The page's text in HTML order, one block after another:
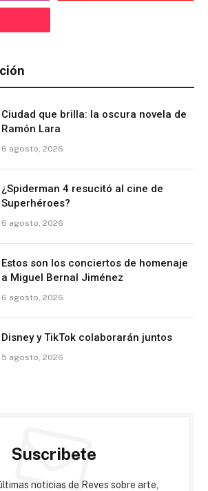
Ciudad que brilla: la oscura novela de
Ramón Lara
6 agosto, 2026
¿Spiderman 4 resucitó al cine de
Superhéroes?
6 agosto, 2026
Estos son los conciertos de homenaje
a Miguel Bernal Jiménez
6 agosto, 2026
Disney y TikTok colaborarán juntos
5 agosto, 2026
Suscribete
noticias de Reves sobre arte,